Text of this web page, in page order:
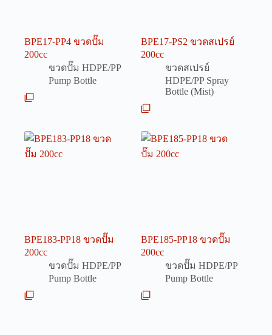
BPE17-PP4 ขวดปั๊ม
200cc
ขวดปั๊ม HDPE/PP
Pump Bottle
BPE17-PS2 ขวดสเปรย์
200cc
ขวดสเปรย์
HDPE/PP Spray
Bottle (Mist)
BPE183-PP18 ขวดปั๊ม
200cc
ขวดปั๊ม HDPE/PP
Pump Bottle
BPE185-PP18 ขวดปั๊ม
200cc
ขวดปั๊ม HDPE/PP
Pump Bottle